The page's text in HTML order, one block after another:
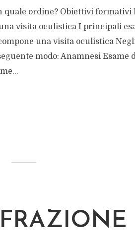
quale ordine? Obiettivi formativi
visita oculistica I principali
una visita oculistica
modo: Anamnesi Esame